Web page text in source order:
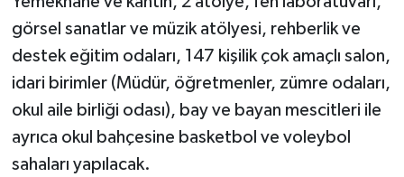
görsel sanatlar ve müzik atölyesi, rehberlik ve
destek eğitim odaları, 147 kişilik çok amaçlı salon,
idari birimler (Müdür, öğretmenler, zümre odaları,
okul aile birliği odası), bay ve bayan mescitleri ile
ayrıca okul bahçesine basketbol ve voleybol
sahaları yapılacak.